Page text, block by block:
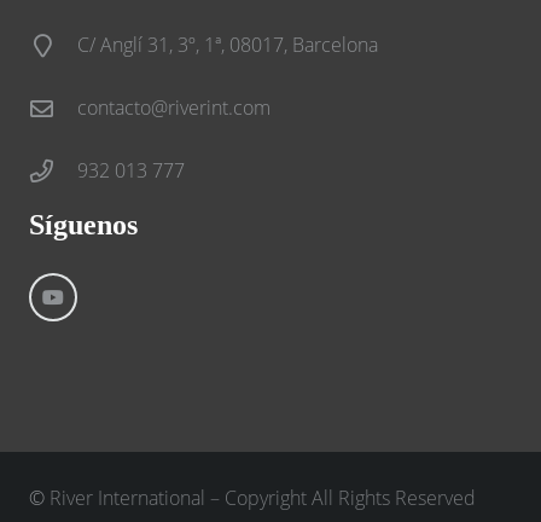
C/ Anglí 31, 3º, 1ª, 08017, Barcelona
contacto@riverint.com
932 013 777
Síguenos
© River International – Copyright All Rights Reserved